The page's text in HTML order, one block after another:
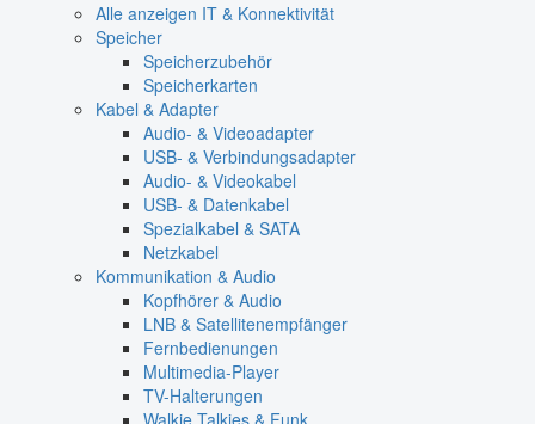
Alle anzeigen IT & Konnektivität
Speicher
Speicherzubehör
Speicherkarten
Kabel & Adapter
Audio- & Videoadapter
USB- & Verbindungsadapter
Audio- & Videokabel
USB- & Datenkabel
Spezialkabel & SATA
Netzkabel
Kommunikation & Audio
Kopfhörer & Audio
LNB & Satellitenempfänger
Fernbedienungen
Multimedia-Player
TV-Halterungen